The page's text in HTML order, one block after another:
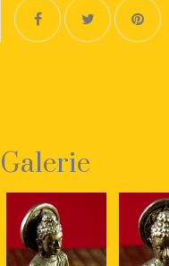
Galerie